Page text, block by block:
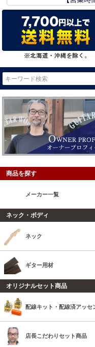
商品を探す
メーカー一覧
ネック・ボディ
ネック
ギター用材
オリジナルセット商品
配線キット・配線済アッセ
店長こだわりセット商品